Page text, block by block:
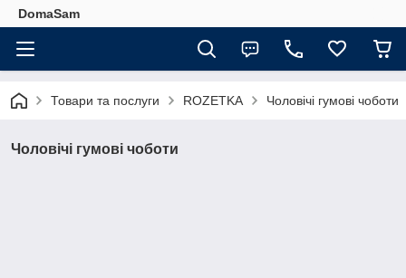
DomaSam
Товари та послуги ROZETKA Чоловічі гумові чоботи
Чоловічі гумові чоботи